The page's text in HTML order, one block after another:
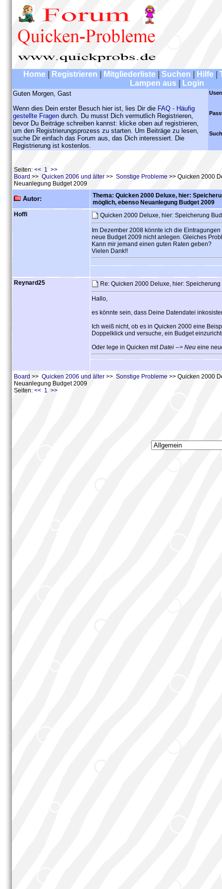
Home Registrieren Mitgliederliste Suchen Hilfe
Lampen aus
Login
Guten Morgen, Gast
Wenn dies Dein erster Besuch hier ist, lies Dir die FAQ - Häufig
gestellte Fragen durch. Du musst Dich vermutlich Registrieren,
bevor Du Beiträge schreiben kannst: klicke oben auf registrieren,
um den Registrierungsprozess zu starten. Um Beiträge zu lesen,
suche Dir einfach das Forum aus, das Dich interessiert. Die
Registrierung ist kostenlos.
Seiten: << 1 >>
Board >> Quicken 2006 und älter >> Sonstige Probleme >> Quicken 2000
Neuanlegung Budget 2009
Autor:
Thema: Quicken 2000 Deluxe, hier:
möglich, ebenso Neuanlegung Budget 2009
Hoffi
Quicken 2000 Deluxe, hier: Speicherung
Im Dezember 2008 könnte ich die
neue Budget 2009 nicht anlegen. Gleiches
Kann mir jemand einen guten Raten geben?
Vielen Dank!!
Reynard25 Re: Quicken 2000 Deluxe, hier:
Hallo,
es könnte sein, dass Deine Datendatei
Ich weiß nicht, ob es in Quicken 2000 eine
Doppelklick und versuche, ein Budget
Oder lege in Quicken mitDatei --> Neu eine
Board >> Quicken 2006 und älter >> Sonstige Probleme >> Quicken 2000
Neuanlegung Budget 2009
Seiten: << 1 >>